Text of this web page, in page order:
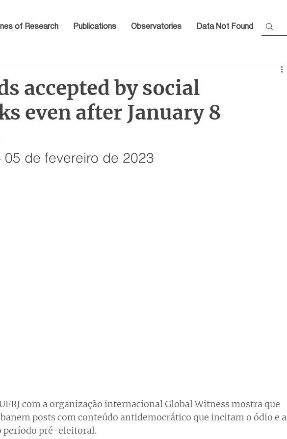
of Research Publications Observatories Data Not Found
accepted by social
even after January 8
05 de fevereiro de 2023
com a organização internacional Global Witness mostra que
posts com conteúdo antidemocrático que incitam o ódio e a
período pré-eleitoral.